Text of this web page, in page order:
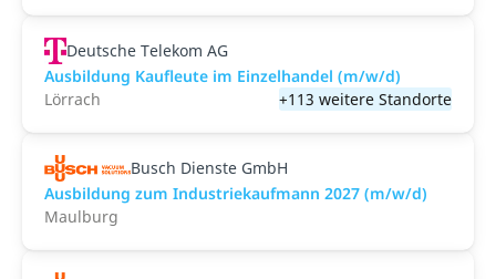
Deutsche Telekom AG
Ausbildung Kaufleute im Einzelhandel (m/w/d)
Lörrach
+113 weitere Standorte
Busch Dienste GmbH
Ausbildung zum Industriekaufmann 2027 (m/w/d)
Maulburg